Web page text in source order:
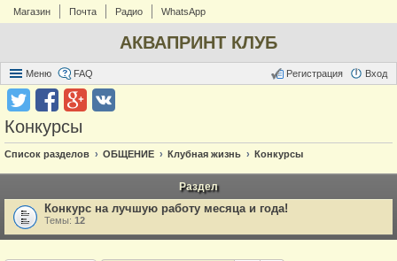
Магазин Почта Радио WhatsApp
АКВАПРИНТ КЛУБ
Меню FAQ Вход
Регистрация
Конкурсы
Список разделов ОБЩЕНИЕ Клубная жизнь Конкурсы
Раздел
Конкурс на лучшую работу месяца и года!
Темы: 12